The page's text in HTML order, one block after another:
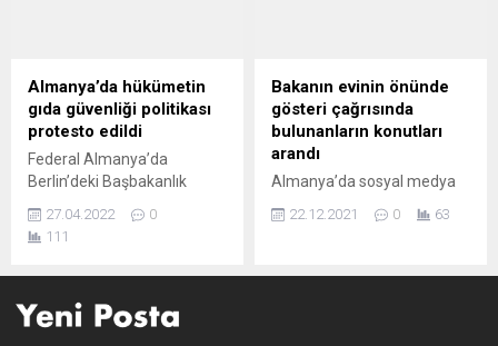
aylardır sokaklarda olduğu
ifade edildi. “Yerleri sokak
değil, sabit konut ve okul”
ifadesi kullanılan
açıklamada,...
ünlü Naziler” şeklinde
Rusya’da tren ve otobüs
istasyonlarındaki bilbordlara
asılan fotoğrafları...
Almanya’da hükümetin
gıda güvenliği politikası
protesto edildi
Federal Almanya’da
Berlin’deki Başbakanlık
grup, hükümetin gıda
güvenliği politikasına tepki
tarafından düzenlenen
27.04.2022
0
111
Bakanın evinin önünde
gösteri çağrısında
bulunanların konutları
arandı
Almanya’da sosyal medya
eyaletinin İçişleri Bakanı
22.12.2021 0 63